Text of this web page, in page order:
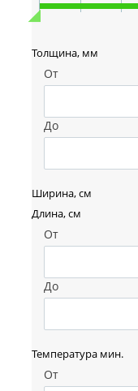
Толщина, мм
От
До
Ширина, см
Длина, см
От
До
Температура мин.
От